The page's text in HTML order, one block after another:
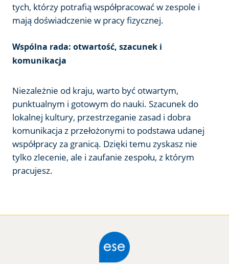
tych, którzy potrafią współpracować w zespole i
mają doświadczenie w pracy fizycznej.
Wspólna rada: otwartość, szacunek i
komunikacja
Niezależnie od kraju, warto być otwartym,
punktualnym i gotowym do nauki. Szacunek do
lokalnej kultury, przestrzeganie zasad i dobra
komunikacja z przełożonymi to podstawa udanej
współpracy za granicą. Dzięki temu zyskasz nie
tylko zlecenie, ale i zaufanie zespołu, z którym
pracujesz.